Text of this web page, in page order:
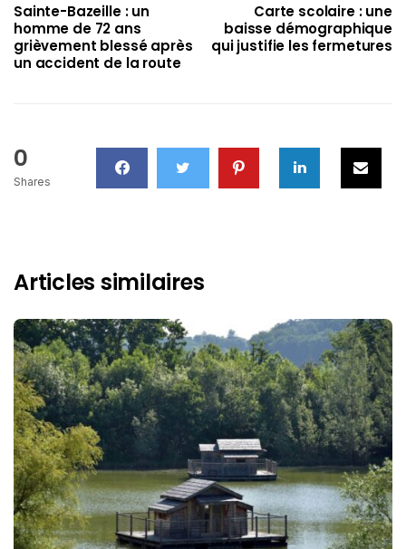
Sainte-Bazeille : un
homme de 72 ans
grièvement blessé après
un accident de la route
Carte scolaire : une
baisse démographique
qui justifie les fermetures
0
Shares
Articles similaires